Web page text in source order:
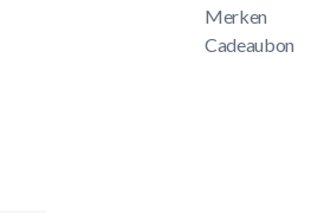
Merken
Cadeaubon